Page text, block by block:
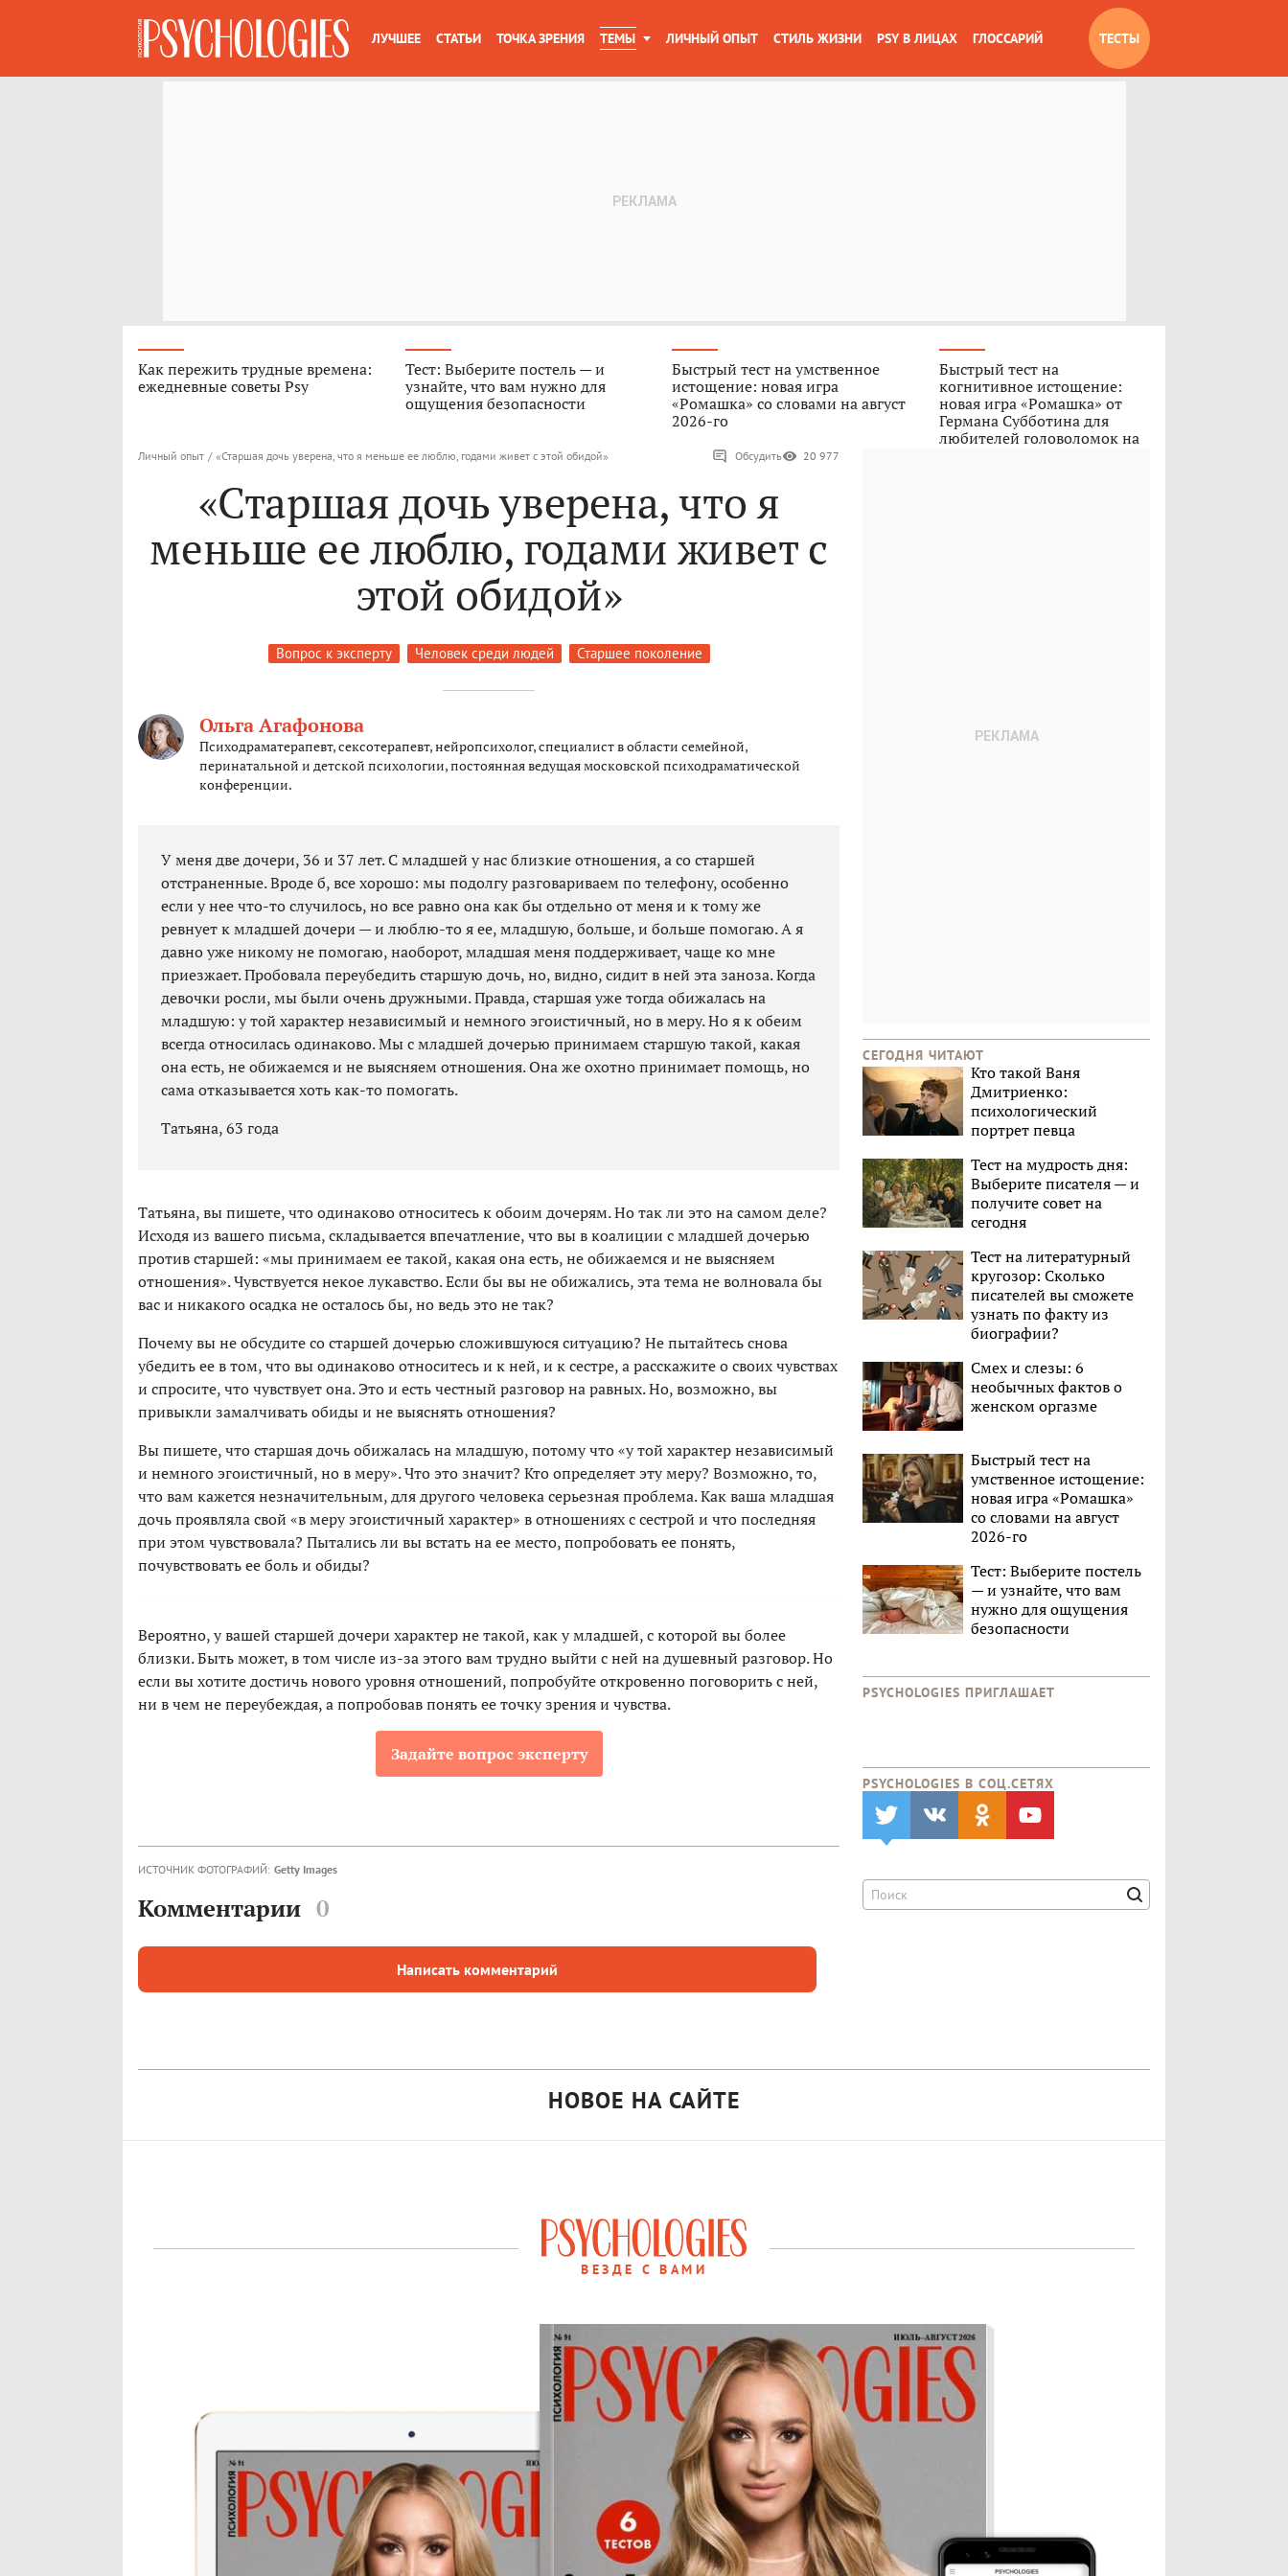
ЛУЧШЕЕ СТАТЬИ ТОЧКА ЗРЕНИЯ ТЕМЫ ЛИЧНЫЙ ОПЫТ СТИЛЬ ЖИЗНИ PSY В ЛИЦАХ ГЛОССАРИЙ ТЕСТЫ
Как пережить трудные времена:
ежедневные советы Psy
Тест: Выберите постель — и
узнайте, что вам нужно для
ощущения безопасности
Быстрый тест на умственное
истощение: новая игра
«Ромашка» со словами на август
2026-го
Быстрый тест на
когнитивное истощение:
новая игра «Ромашка» от
Германа Субботина для
любителей головоломок на
Личный опыт / «Старшая дочь уверена, что я меньше ее люблю, годами живет с этой обидой» Обсудить 20 977
«Старшая дочь уверена, что я
меньше ее люблю, годами живет с
этой обидой»
Вопрос к эксперту Человек среди людей Старшее поколение
Ольга Агафонова
Психодраматерапевт, сексотерапевт, нейропсихолог, специалист в области семейной,
перинатальной и детской психологии, постоянная ведущая московской психодраматической
конференции.
У меня две дочери, 36 и 37 лет. С младшей у нас близкие отношения, а со старшей
отстраненные. Вроде б, все хорошо: мы подолгу разговариваем по телефону, особенно
если у нее что-то случилось, но все равно она как бы отдельно от меня и к тому же
ревнует к младшей дочери — и люблю-то я ее, младшую, больше, и больше помогаю. А я
давно уже никому не помогаю, наоборот, младшая меня поддерживает, чаще ко мне
приезжает. Пробовала переубедить старшую дочь, но, видно, сидит в ней эта заноза. Когда
девочки росли, мы были очень дружными. Правда, старшая уже тогда обижалась на
младшую: у той характер независимый и немного эгоистичный, но в меру. Но я к обеим
всегда относилась одинаково. Мы с младшей дочерью принимаем старшую такой, какая
она есть, не обижаемся и не выясняем отношения. Она же охотно принимает помощь, но
сама отказывается хоть как-то помогать.
Татьяна, 63 года
Татьяна, вы пишете, что одинаково относитесь к обоим дочерям. Но так ли это на самом деле?
Исходя из вашего письма, складывается впечатление, что вы в коалиции с младшей дочерью
против старшей: «мы принимаем ее такой, какая она есть, не обижаемся и не выясняем
отношения». Чувствуется некое лукавство. Если бы вы не обижались, эта тема не волновала бы
вас и никакого осадка не осталось бы, но ведь это не так?
Почему вы не обсудите со старшей дочерью сложившуюся ситуацию? Не пытайтесь снова
убедить ее в том, что вы одинаково относитесь и к ней, и к сестре, а расскажите о своих чувствах
и спросите, что чувствует она. Это и есть честный разговор на равных. Но, возможно, вы
привыкли замалчивать обиды и не выяснять отношения?
Вы пишете, что старшая дочь обижалась на младшую, потому что «у той характер независимый
и немного эгоистичный, но в меру». Что это значит? Кто определяет эту меру? Возможно, то,
что вам кажется незначительным, для другого человека серьезная проблема. Как ваша младшая
дочь проявляла свой «в меру эгоистичный характер» в отношениях с сестрой и что последняя
при этом чувствовала? Пытались ли вы встать на ее место, попробовать ее понять,
почувствовать ее боль и обиды?
Вероятно, у вашей старшей дочери характер не такой, как у младшей, с которой вы более
близки. Быть может, в том числе из-за этого вам трудно выйти с ней на душевный разговор. Но
если вы хотите достичь нового уровня отношений, попробуйте откровенно поговорить с ней,
ни в чем не переубеждая, а попробовав понять ее точку зрения и чувства.
Задайте вопрос эксперту
ИСТОЧНИК ФОТОГРАФИЙ: Getty Images
Комментарии 0
Написать комментарий
СЕГОДНЯ ЧИТАЮТ
Кто такой Ваня
Дмитриенко:
психологический
портрет певца
Тест на мудрость дня:
Выберите писателя — и
получите совет на
сегодня
Тест на литературный
кругозор: Сколько
писателей вы сможете
узнать по факту из
биографии?
Смех и слезы: 6
необычных фактов о
женском оргазме
Быстрый тест на
умственное истощение:
новая игра «Ромашка»
со словами на август
2026-го
Тест: Выберите постель
— и узнайте, что вам
нужно для ощущения
безопасности
PSYCHOLOGIES ПРИГЛАШАЕТ
PSYCHOLOGIES В CОЦ.СЕТЯХ
НОВОЕ НА САЙТЕ
ВЕЗДЕ С ВАМИ